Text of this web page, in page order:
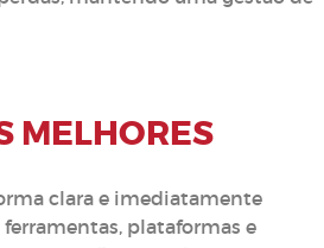
MELHORES
clara e imediatamente
plataformas e